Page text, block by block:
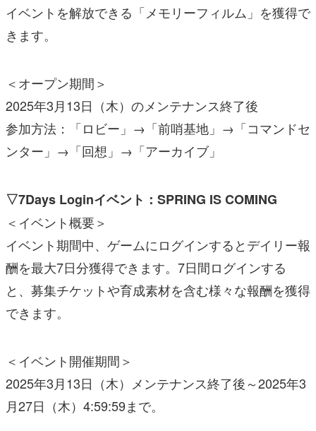
イベントを解放できる「メモリーフィルム」を獲得で
きます。
＜オープン期間＞
2025年3月13日（木）のメンテナンス終了後
参加方法：「ロビー」→「前哨基地」→「コマンドセ
ンター」→「回想」→「アーカイブ」
▽7Days Loginイベント：SPRING IS COMING
＜イベント概要＞
イベント期間中、ゲームにログインするとデイリー報
酬を最大7日分獲得できます。7日間ログインする
と、募集チケットや育成素材を含む様々な報酬を獲得
できます。
＜イベント開催期間＞
2025年3月13日（木）メンテナンス終了後～2025年3
月27日（木）4:59:59まで。